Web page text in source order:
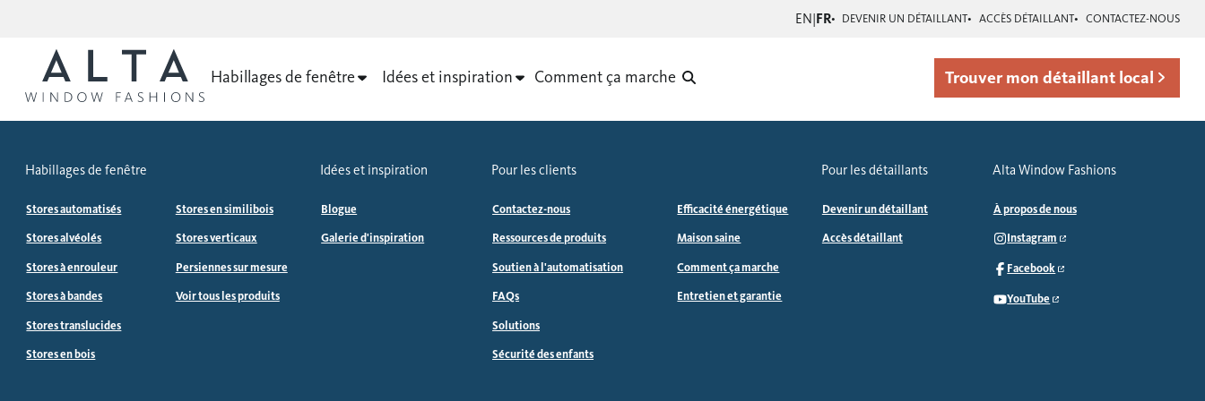
EN|FR DEVENIR UN DÉTAILLANT ACCÈS DÉTAILLANT CONTACTEZ-NOUS
Habillages de fenêtre Idées et inspiration Comment ça marche Trouver mon détaillant local
Habillages de fenêtre
Stores automatisés
Stores alvéolés
Stores à enrouleur
Stores à bandes
Stores translucides
Stores en bois
Stores en similibois
Stores verticaux
Persiennes sur mesure
Voir tous les produits
Idées et inspiration
Blogue
Galerie d'inspiration
Pour les clients
Contactez-nous
Ressources de produits
Soutien à l'automatisation
FAQs
Solutions
Sécurité des enfants
Efficacité énergétique
Maison saine
Comment ça marche
Entretien et garantie
Pour les détaillants
Devenir un détaillant
Accès détaillant
Alta Window Fashions
À propos de nous
Instagram
Facebook
YouTube